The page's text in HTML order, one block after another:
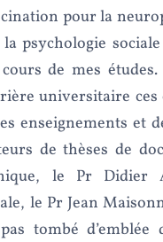
pour la
psychologie
de mes
universitaire
enseignements et
de thèses de
le Pr Didier
le Pr Jean
tombé